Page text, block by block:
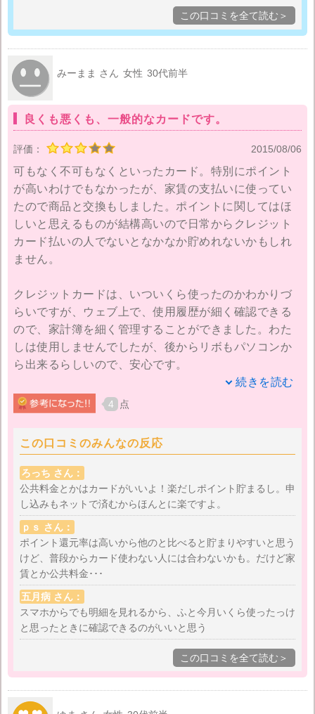
あらかじめ「融資契約」が必要になりますが、ショッ
ピングクレジットやカードキャッシング等の支払をあ
い勝手がよくて利用しています。細かな部分で改善し
てほしい部分はありますが、それほど不自由なく使え
ているクレジットカードです。
この口コミを全て読む＞
みーまま さん 女性 30代前半
良くも悪くも、一般的なカードです。
評価： 2015/08/06
可もなく不可もなくといったカード。特別にポイント
が高いわけでもなかったが、家賃の支払いに使ってい
たので商品と交換もしました。ポイントに関してはほ
しいと思えるものが結構高いので日常からクレジット
カード払いの人でないとなかなか貯めれないかもしれ
ません。
クレジットカードは、いついくら使ったのかわかりづ
らいですが、ウェブ上で、使用履歴が細く確認できる
ので、家計簿を細く管理することができました。わた
しは使用しませんでしたが、後からリボもパソコンか
ら出来るらしいので、安心です。
最近の傾向か、毎月の請求書は送られてきません。自
分でウェブを覗かないと請求額がわかりません。紙で
の請求書を送ってもらうことも可能ですが別料金なの
で、ウェブの請求書を印刷して保管しています。
一度磁気が反応しなくなってしまい、問い合わせをし
ましたが、コールセンターへなかなか繋がらずイライ
ラしました。結局10分ほど保留のまま待たされ、よう
やく繋がりました。小さな子供をあやしながらの待ち
時間は非常に長く感じました。繋がってからはとても
迅速に丁寧な対応でした。新しいカードも4日ほどで届
きました。
続きを読む
4 点
この口コミのみんなの反応
ろっち さん：
公共料金とかはカードがいいよ！楽だしポイント貯まるし。申
し込みもネットで済むからほんとに楽ですよ。
ｐｓ さん：
ポイント還元率は高いから他のと比べると貯まりやすいと思う
けど、普段からカード使わない人には合わないかも。だけど家
賃とか公共料金･･･
五月病 さん：
スマホからでも明細を見れるから、ふと今月いくら使ったっけ
と思ったときに確認できるのがいいと思う
この口コミを全て読む＞